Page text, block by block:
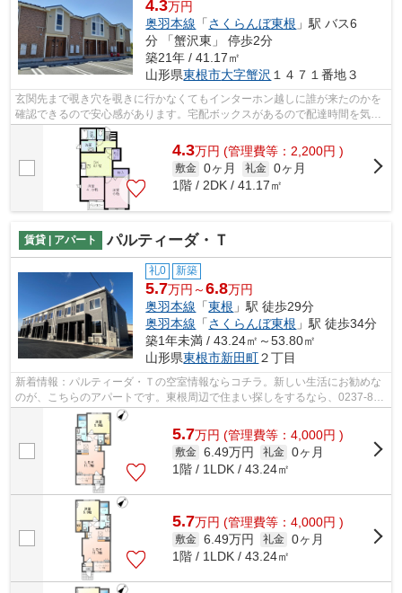
4.3万円
奥羽本線 「さくらんぼ東根 」駅 バス6
分 「蟹沢東」 停歩2分
築21年 / 41.17㎡
山形県東根市大字蟹沢 １４７１番地３
玄関先まで覗き穴を覗きに行かなくてもインターホン越しに誰が来たのかを
確認できるので安心感があります。宅配ボックスがあるので配達時間を気に
する必要がないのでわざわざ荷物の受...
4.3万円 (管理費等：2,200円 )
敷金 0ヶ月 礼金 0ヶ月
1階 / 2DK / 41.17㎡
賃貸 | アパート パルティーダ・Ｔ
礼0 新築
5.7万円～6.8万円
奥羽本線 「東根 」駅 徒歩29分
奥羽本線 「さくらんぼ東根 」駅 徒歩34分
築1年未満 / 43.24㎡～53.80㎡
山形県東根市新田町２丁目
新着情報：パルティーダ・Ｔの空室情報ならコチラ。新しい生活にお勧めな
のが、こちらのアパートです。東根周辺で住まい探しをするなら、0237-86-
6396より住まいるーむ情報館にご連絡...
5.7万円 (管理費等：4,000円 )
敷金 6.49万円 礼金 0ヶ月
1階 / 1LDK / 43.24㎡
5.7万円 (管理費等：4,000円 )
敷金 6.49万円 礼金 0ヶ月
1階 / 1LDK / 43.24㎡